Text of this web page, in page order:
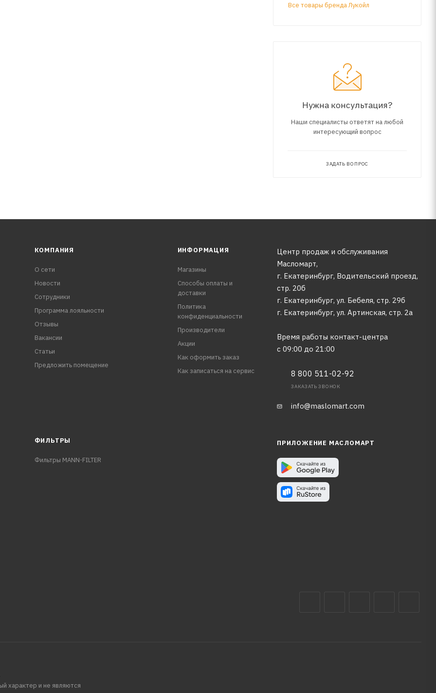
и дизельных двигателей легковых автомобилей и легких
Все товары бренда Лукойл
Нужна консультация?
Наши специалисты ответят на любой
интересующий вопрос
ЗАДАТЬ ВОПРОС
КОМПАНИЯ
О сети
Новости
Сотрудники
Программа лояльности
Отзывы
Вакансии
Статьи
Предложить помещение
ИНФОРМАЦИЯ
Магазины
Способы оплаты и
доставки
Политика
конфиденциальности
Производители
Акции
Как оформить заказ
Как записаться на сервис
Центр продаж и обслуживания
Масломарт,
г. Екатеринбург, Водительский проезд,
стр. 20б
г. Екатеринбург, ул. Бебеля, стр. 29б
г. Екатеринбург, ул. Артинская, стр. 2а
Время работы контакт-центра
с 09:00 до 21:00
8 800 511-02-92
ЗАКАЗАТЬ ЗВОНОК
info@maslomart.com
ФИЛЬТРЫ
Фильтры MANN-FILTER
ПРИЛОЖЕНИЕ МАСЛОМАРТ
характер и не являются